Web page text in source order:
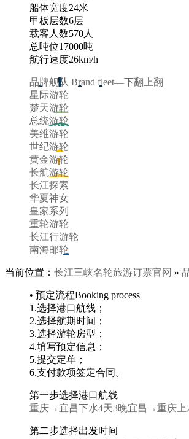
船体宽度24米
甲板层数6层
载客人数570人
总吨位17000吨
航行速度26km/h
品牌舰队 Brand fleet—下翻 上翻
星际游轮
楚天游轮
总统游轮
美维游轮
世纪游轮
黄金游轮
长航游轮
长江探索
华夏神女
皇家系列
重轮游轮
长江行游轮
南海邮轮
当前位置： 长江三峡名轮旅游订票官网 »
• 预定流程Booking process
1.选择港口航线；
2.选择航期时间；
3.选择游轮房型；
4.填写预定信息；
5.提交定单；
6.支付款项签定合同。
第一步选择港口航线
重庆→宜昌下水4天3晚宜昌→重庆
第二步选择出发时间